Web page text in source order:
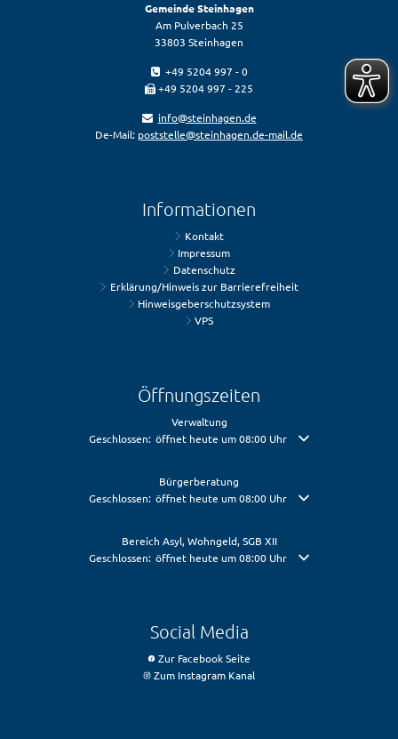
Gemeinde Steinhagen
Am Pulverbach 25
33803 Steinhagen
+49 5204 997 - 0
+49 5204 997 - 225
info@steinhagen.de
De-Mail: poststelle@steinhagen.de-mail.de
Informationen
Kontakt
Impressum
Datenschutz
Erklärung/Hinweis zur Barrierefreiheit
Hinweisgeberschutzsystem
VPS
Öffnungszeiten
Verwaltung
Klicken, um weitere Öffnungs- oder Schließzeiten
Geschlossen: öffnet heute um 08:00 Uhr
Bürgerberatung
Klicken, um weitere Öffnungs- oder Schließzeiten
Geschlossen: öffnet heute um 08:00 Uhr
Bereich Asyl, Wohngeld, SGB XII
Klicken, um weitere Öffnungs- oder Schließzeiten
Geschlossen: öffnet heute um 08:00 Uhr
Social Media
Zur Facebook Seite
Zum Instagram Kanal